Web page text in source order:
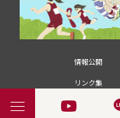
情報公開
リンク集
メディアの皆さま